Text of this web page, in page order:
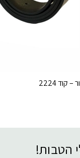
קוד 2224
הטבות!